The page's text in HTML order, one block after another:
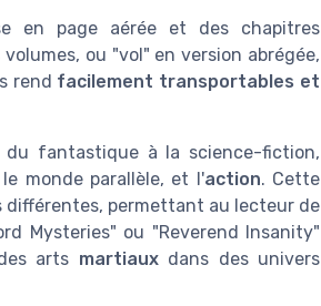
en page aérée et des chapitres
ou "vol" en version abrégée,
rend facilement transportables et
fantastique à la science-fiction,
le monde parallèle, et l'action. Cette
différentes, permettant au lecteur de
Mysteries" ou "Reverend Insanity"
arts martiauxdans des univers